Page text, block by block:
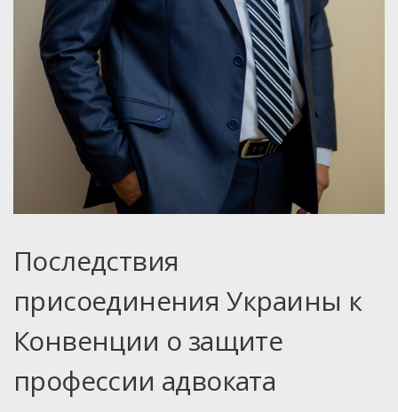
Последствия
присоединения Украины к
Конвенции о защите
профессии адвоката